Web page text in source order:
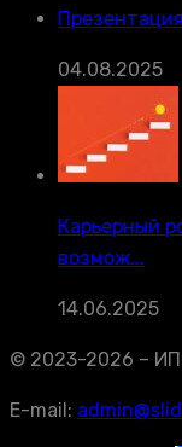
04.08.2025
Карьерный
возмож...
14.06.2025
© 2023-2026 –
E-mail: